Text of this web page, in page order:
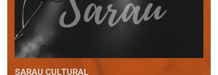
SARAU CULTURAL